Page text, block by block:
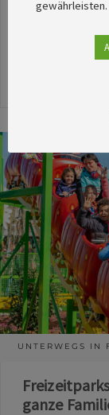
UNTERWEGS IN
ganze